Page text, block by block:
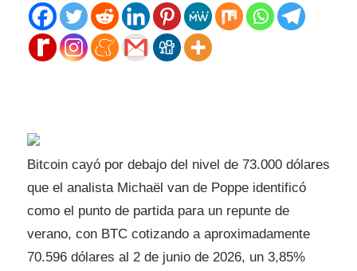
Bitcoin cayó por debajo del nivel de 73.000 dólares
que el analista Michaël van de Poppe identificó
como el punto de partida para un repunte de
verano, con BTC cotizando a aproximadamente
70.596 dólares al 2 de junio de 2026, un 3,85%